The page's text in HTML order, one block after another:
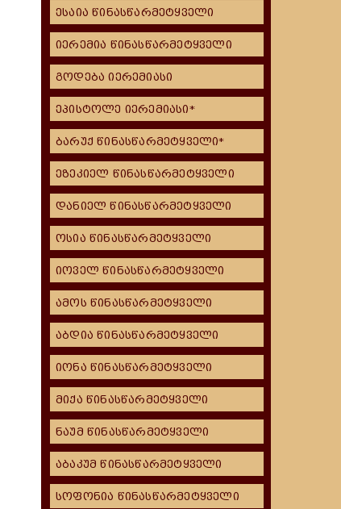
ესაია წინასწარმეტყველი
იერემია წინასწარმეტყველი
გოდება იერემიასი
ეპისტოლე იერემიასი*
ბარუქ წინასწარმეტყველი*
ეზეკიელ წინასწარმეტყველი
დანიელ წინასწარმეტყველი
ოსია წინასწარმეტყველი
იოველ წინასწარმეტყველი
ამოს წინასწარმეტყველი
აბდია წინასწარმეტყველი
იონა წინასწარმეტყველი
მიქა წინასწარმეტყველი
ნაუმ წინასწარმეტყველი
აბაკუმ წინასწარმეტყველი
სოფონია წინასწარმეტყველი